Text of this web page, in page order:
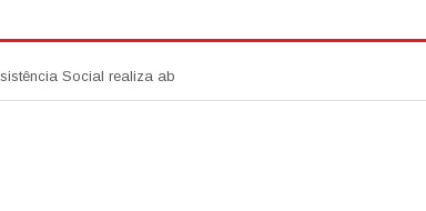
abertura da Campanha Agosto Lilás em Campo Belo do